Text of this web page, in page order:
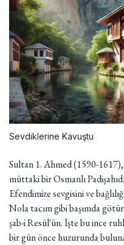
Sevdiklerine Kavuştu
Sultan 1. Ahmed (1590-
müttaki bir Osmanlı
Efendimize sevgisini ve
Nola tacım gibi başımda
şab-i Resül'ün. İşte bu ince
bir gün önce huzurunda